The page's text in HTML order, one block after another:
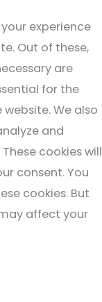
experience
Out of these,
are
for the
We also
and
cookies will
consent. You
cookies. But
affect your